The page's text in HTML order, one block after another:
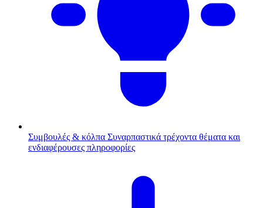
Συμβουλές & κόλπα Συναρπαστικά τρέχοντα θέματα και
ενδιαφέρουσες πληροφορίες